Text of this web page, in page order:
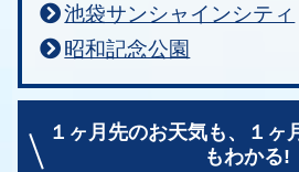
池袋サンシャインシティ
昭和記念公園
１ヶ月先のお天気も、
１ヶ
もわかる!